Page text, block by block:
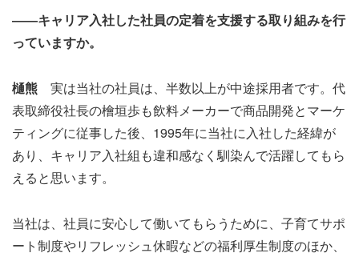
――キャリア入社した社員の定着を支援する取り組みを行
っていますか。
樋熊 実は当社の社員は、半数以上が中途採用者です。代
表取締役社長の檜垣歩も飲料メーカーで商品開発とマーケ
ティングに従事した後、1995年に当社に入社した経緯が
あり、キャリア入社組も違和感なく馴染んで活躍してもら
えると思います。
当社は、社員に安心して働いてもらうために、子育てサポ
ート制度やリフレッシュ休暇などの福利厚生制度のほか、